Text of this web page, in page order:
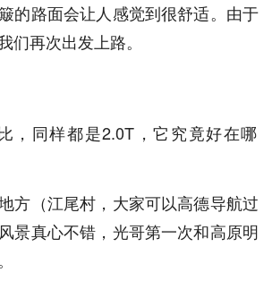
的路面会让人感觉到很舒适。由于
们再次出发上路。
方（江尾村，大家可以高德导航过
景真心不错，光哥第一次和高原明